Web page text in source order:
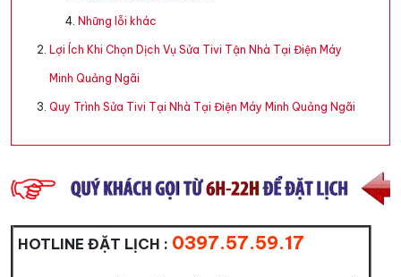
Những lỗi khác
Lợi Ích Khi Chọn Dịch Vụ Sửa Tivi Tận Nhà Tại Điện Máy
Minh Quảng Ngãi
Quy Trình Sửa Tivi Tại Nhà Tại Điện Máy Minh Quảng Ngãi
HOTLINE ĐẶT LỊCH : 0397.57.59.17